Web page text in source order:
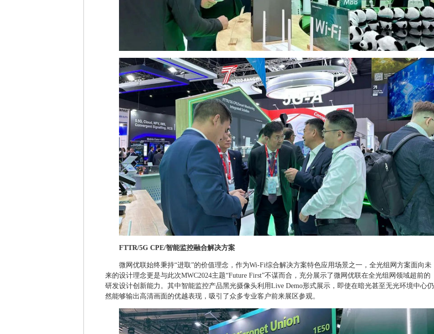
FTTR/5G CPE/智能监控融合解决方案
微网优联始终秉持“进取”的价值理念，作为Wi-Fi综合解决方案特色应用场景之一，全光组网方案面向未
来的设计理念更是与此次MWC2024主题“Future First”不谋而合，充分展示了微网优联在全光组网领域超前的
研发设计创新能力。其中智能监控产品黑光摄像头利用Live Demo形式展示，即使在暗光甚至无光环境中心仍
然能够输出高清画面的优越表现，吸引了众多专业客户前来展区参观。